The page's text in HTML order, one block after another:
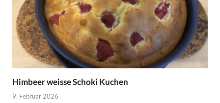
Himbeer weisse Schoki Kuchen
9. Februar 2026